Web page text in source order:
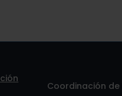
Coordinación de